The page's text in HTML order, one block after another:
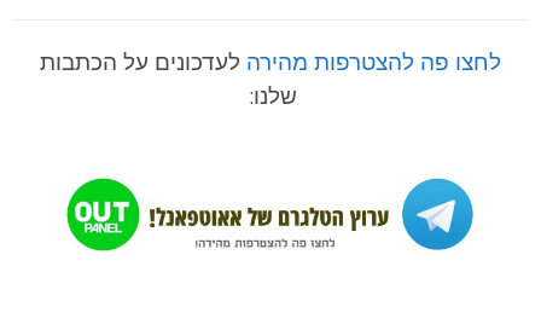
לחצו פה להצטרפות מהירה לעדכונים על הכתבות
שלנו: